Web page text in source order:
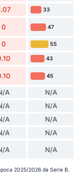
33
0 47
0 55
43
45
A N/A
A N/A
A N/A
A N/A
A N/A
2025/2026 da Serie B.